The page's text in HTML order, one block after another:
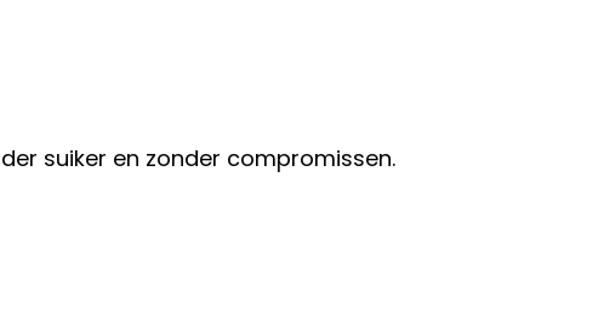
suiker en zonder compromissen.